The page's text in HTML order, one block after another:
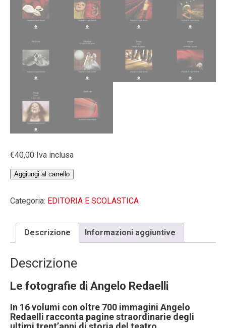
€40,00 Iva inclusa
Le
di
Angelo
vol.
collana)
Corpi
Scena,
volume
Aggiungi al carrello
Categoria: EDITORIA E SCOLASTICA
Descrizione Informazioni aggiuntive
Descrizione
Le fotografie di Angelo Redaelli
In 16 volumi con oltre 700 immagini Angelo
Redaelli racconta pagine straordinarie degli